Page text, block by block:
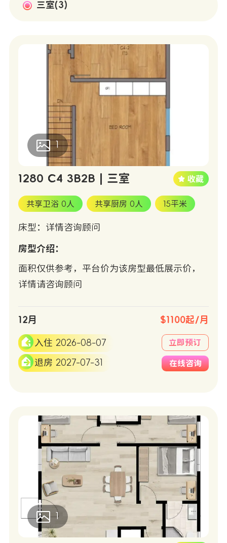
三室(3)
1
1280 C4 3B2B | 三室
共享卫浴 0人 共享厨房 0人 15平米
床型：详情咨询顾问
房型介绍：
面积仅供参考，平台价为该房型最低展示价，
详情请咨询顾问
12月 $1100起/月
入住 2026-08-07
退房 2027-07-31
立即预订
在线咨询
1